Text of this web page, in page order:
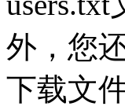
外，您
下载文